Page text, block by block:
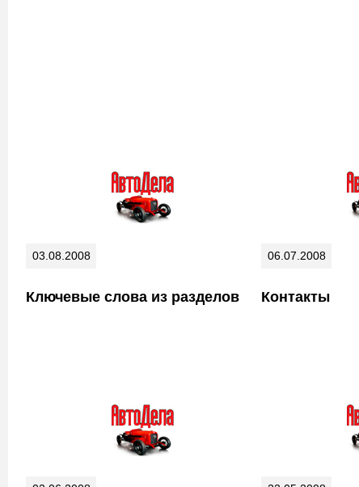
03.08.2008
Ключевые слова из разделов
06.07.2008
Контакты